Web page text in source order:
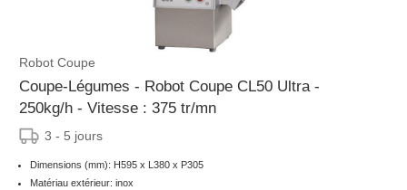
Robot Coupe
Coupe-Légumes - Robot Coupe CL50 Ultra -
250kg/h - Vitesse : 375 tr/mn
3 - 5 jours
Dimensions (mm): H595 x L380 x P305
Matériau extérieur: inox